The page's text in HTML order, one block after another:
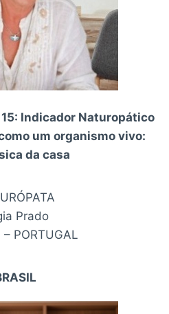
15: Indicador Naturopático
um organismo vivo:
da casa
Prado
– PORTUGAL